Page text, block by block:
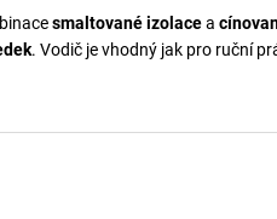
smaltované izolacea
. Vodič je vhodný jak pro ruční